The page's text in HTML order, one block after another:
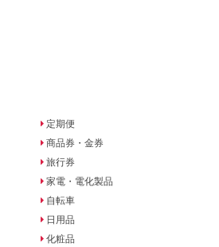
定期便
商品券・金券
旅行券
家電・電化製品
自転車
日用品
化粧品